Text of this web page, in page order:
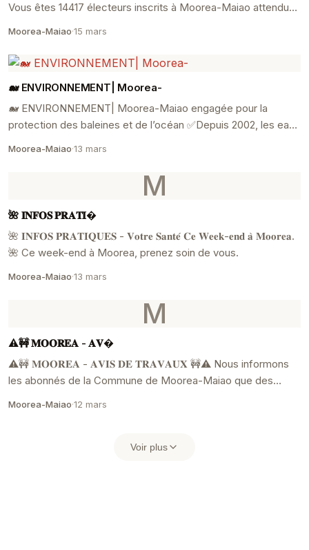
Vous êtes 14417 électeurs inscrits à Moorea-Maiao attendus
Moorea-Maiao·15 mars
🐋 ENVIRONNEMENT| Moorea-
🐋 ENVIRONNEMENT| Moorea-Maiao engagée pour la
protection des baleines et de l’océan ✅Depuis 2002, les eaux
Moorea-Maiao·13 mars
M
🌺 𝐈𝐍𝐅𝐎𝐒 𝐏𝐑𝐀𝐓𝐈�
🌺 𝐈𝐍𝐅𝐎𝐒 𝐏𝐑𝐀𝐓𝐈𝐐𝐔𝐄𝐒 - 𝐕𝐨𝐭𝐫𝐞 𝐒𝐚𝐧𝐭𝐞́ 𝐂𝐞 𝐖𝐞𝐞𝐤-𝐞𝐧𝐝 𝐚̀ 𝐌𝐨𝐨𝐫𝐞𝐚.
🌺 Ce week-end à Moorea, prenez soin de vous.
Moorea-Maiao·13 mars
M
⚠️🚧 𝐌𝐎𝐎𝐑𝐄𝐀 - 𝐀𝐕�
⚠️🚧 𝐌𝐎𝐎𝐑𝐄𝐀 - 𝐀𝐕𝐈𝐒 𝐃𝐄 𝐓𝐑𝐀𝐕𝐀𝐔𝐗 🚧⚠️ Nous informons
les abonnés de la Commune de Moorea-Maiao que des
Moorea-Maiao·12 mars
Voir plus